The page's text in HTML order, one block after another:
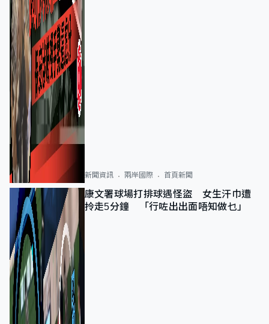
新聞資訊 兩岸國際 首頁新聞
康文署球場打排球遇怪盜 女生汗巾遭
拎走5分鐘 「行咗出出面唔知做乜」